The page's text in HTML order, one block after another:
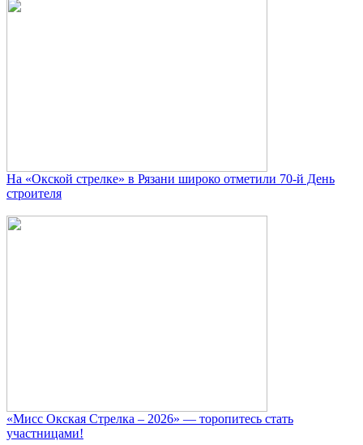
На «Окской стрелке» в Рязани широко отметили 70-й День
строителя
«Мисс Окская Стрелка – 2026» — торопитесь стать
участницами!